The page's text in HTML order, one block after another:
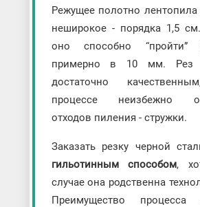
Режущее полотно лентопила
неширокое - порядка 1,5
оно способно “пройти”
примерно в 10 мм. Рез
достаточно
процессе неизбежно
отходов пиления - стружки.
Заказать резку черной
гильотинным способом,
случае она родственна
Преимущество